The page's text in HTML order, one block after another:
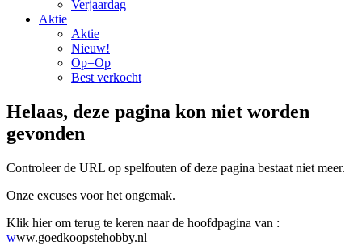
Verjaardag
Aktie
Aktie
Nieuw!
Op=Op
Best verkocht
Helaas, deze pagina kon niet worden
gevonden
Controleer de URL op spelfouten of deze pagina bestaat niet meer.
Onze excuses voor het ongemak.
Klik hier om terug te keren naar de hoofdpagina van :
www.goedkoopstehobby.nl